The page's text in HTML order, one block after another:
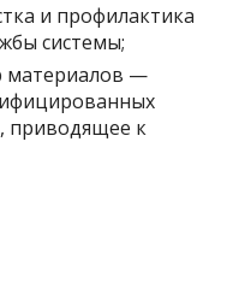
и профилактика
системы;
материалов —
приводящее к